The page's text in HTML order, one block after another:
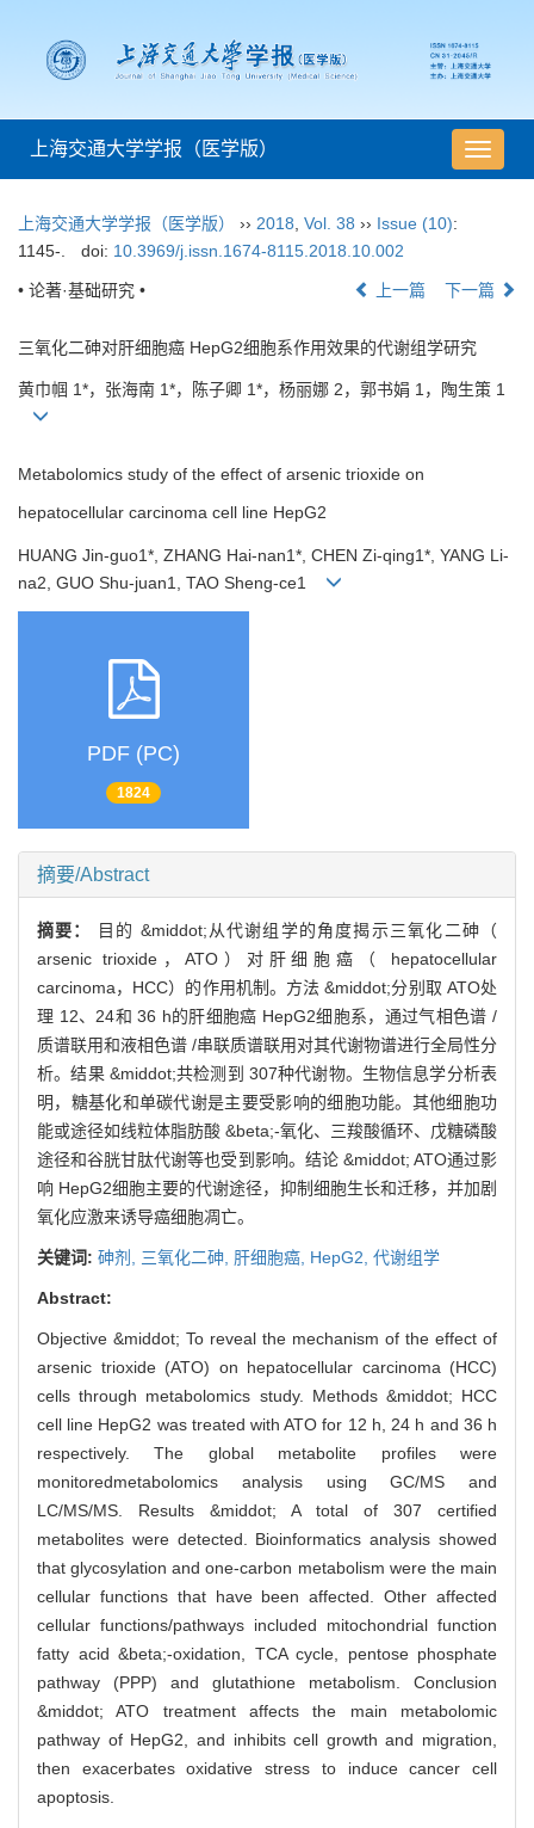
导
航
上海交通大学学报（医学版）
上海交通大学学报（医学版） ›› 2018 Vol. 38 ›› Issue (10):
1145-.
doi: 10.3969/j.issn.1674-8115.2018.10.002
• 论著·基础研究 • 上一篇 下一篇
三氧化二砷对肝细胞癌 HepG2细胞系作用效果的代谢组学研究
黄巾帼 1*，张海南 1*，陈子卿 1*，杨丽娜 2，郭书娟 1，陶生策 1
Metabolomics study of the effect of arsenic trioxide on
hepatocellular carcinoma cell line HepG2
HUANG Jin-guo1*, ZHANG Hai-nan1*, CHEN Zi-qing1*, YANG Li-
na2, GUO Shu-juan1, TAO Sheng-ce1
PDF (PC)
1824
摘要/Abstract
摘要：
目的 &middot;从代谢组学的角度揭示三氧化二砷（
arsenic trioxide，ATO）对肝细胞癌（ hepatocellular
carcinoma，HCC）的作用机制。方法 &middot;分别取 ATO处
理 12、24和 36 h的肝细胞癌 HepG2细胞系，通过气相色谱 /
质谱联用和液相色谱 /串联质谱联用对其代谢物谱进行全局性分
析。结果 &middot;共检测到 307种代谢物。生物信息学分析表
明，糖基化和单碳代谢是主要受影响的细胞功能。其他细胞功
能或途径如线粒体脂肪酸 &beta;-氧化、三羧酸循环、戊糖磷酸
途径和谷胱甘肽代谢等也受到影响。结论 &middot; ATO通过影
响 HepG2细胞主要的代谢途径，抑制细胞生长和迁移，并加剧
氧化应激来诱导癌细胞凋亡。
关键词: 砷剂, 三氧化二砷, 肝细胞癌, HepG2, 代谢组学
Abstract:
Objective &middot; To reveal the mechanism of the effect of
arsenic trioxide (ATO) on hepatocellular carcinoma (HCC)
cells through metabolomics study. Methods &middot; HCC
cell line HepG2 was treated with ATO for 12 h, 24 h and 36 h
respectively. The global metabolite profiles were
monitoredmetabolomics analysis using GC/MS and
LC/MS/MS. Results &middot; A total of 307 certified
metabolites were detected. Bioinformatics analysis showed
that glycosylation and one-carbon metabolism were the main
cellular functions that have been affected. Other affected
cellular functions/pathways included mitochondrial function
fatty acid &beta;-oxidation, TCA cycle, pentose phosphate
pathway (PPP) and glutathione metabolism. Conclusion
&middot; ATO treatment affects the main metabolomic
pathway of HepG2, and inhibits cell growth and migration,
then exacerbates oxidative stress to induce cancer cell
apoptosis.